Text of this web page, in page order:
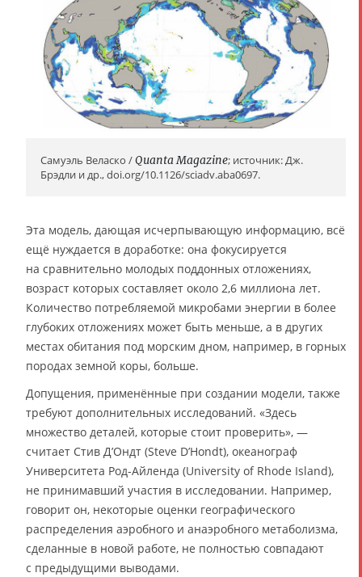
Самуэль Веласко /Quanta Magazine; источник: Дж.
Брэдли и др., doi.org/10.1126/sciadv.aba0697.
Эта модель, дающая исчерпывающую информацию, всё
ещё нуждается в доработке: она фокусируется
на сравнительно молодых поддонных отложениях,
возраст которых составляет около 2,6 миллиона лет.
Количество потребляемой микробами энергии в более
глубоких отложениях может быть меньше, а в других
местах обитания под морским дном, например, в горных
породах земной коры, больше.
Допущения, применённые при создании модели, также
требуют дополнительных исследований. «Здесь
множество деталей, которые стоит проверить», —
считает Стив Д’Ондт (Steve D’Hondt), океанограф
Университета Род-Айленда (University of Rhode Island),
не принимавший участия в исследовании. Например,
говорит он, некоторые оценки географического
распределения аэробного и анаэробного метаболизма,
сделанные в новой работе, не полностью совпадают
с предыдущими выводами.